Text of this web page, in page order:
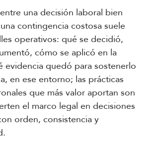
una decisión laboral bien
contingencia costosa suele
operativos: qué se decidió,
cómo se aplicó en la
evidencia quedó para sostenerlo
en ese entorno; las prácticas
que más valor aportan son
el marco legal en decisiones
orden, consistencia y